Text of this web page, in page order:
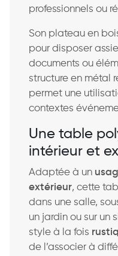
professionnels ou
Son plateau en
pour disposer
documents ou
structure en métal
permet une
contextes
Une table
intérieur et
Adaptée à un
extérieur, cette
dans une salle,
un jardin ou sur un
style à la fois
de l’associer à